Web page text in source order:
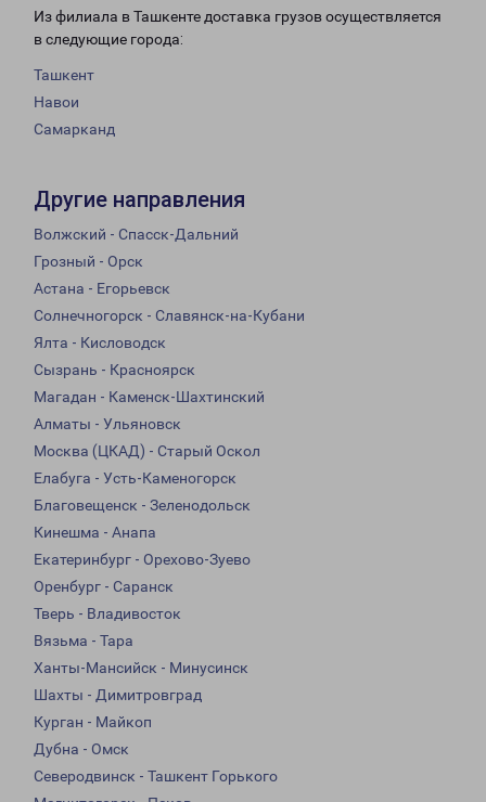
Из филиала в Ташкенте доставка грузов осуществляется
в следующие города:
Ташкент
Навои
Самарканд
Другие направления
Волжский - Спасск-Дальний
Грозный - Орск
Астана - Егорьевск
Солнечногорск - Славянск-на-Кубани
Ялта - Кисловодск
Сызрань - Красноярск
Магадан - Каменск-Шахтинский
Алматы - Ульяновск
Москва (ЦКАД) - Старый Оскол
Елабуга - Усть-Каменогорск
Благовещенск - Зеленодольск
Кинешма - Анапа
Екатеринбург - Орехово-Зуево
Оренбург - Саранск
Тверь - Владивосток
Вязьма - Тара
Ханты-Мансийск - Минусинск
Шахты - Димитровград
Курган - Майкоп
Дубна - Омск
Северодвинск - Ташкент Горького